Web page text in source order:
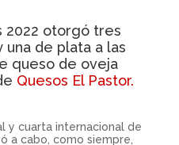
2022 otorgó tres
de plata a las
queso de oveja
Quesos El Pastor.
y cuarta internacional de
a cabo, como siempre,